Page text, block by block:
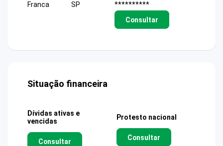
Franca
SP
**********
Consultar
Situação financeira
Dívidas ativas e
vencidas
Consultar
Protesto nacional
Consultar